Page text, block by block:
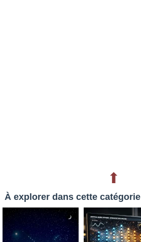
⬆
À explorer dans cette catégorie